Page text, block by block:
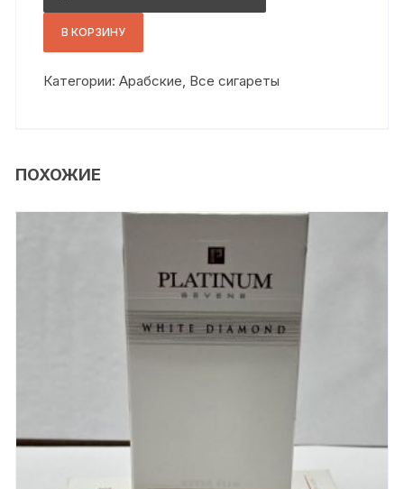
красный
В КОРЗИНУ
Категории:Арабские Все сигареты
ПОХОЖИЕ